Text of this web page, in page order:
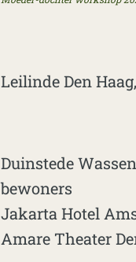
Leilinde Den
Duinstede
bewoners
Jakarta Hotel
Amare Theater